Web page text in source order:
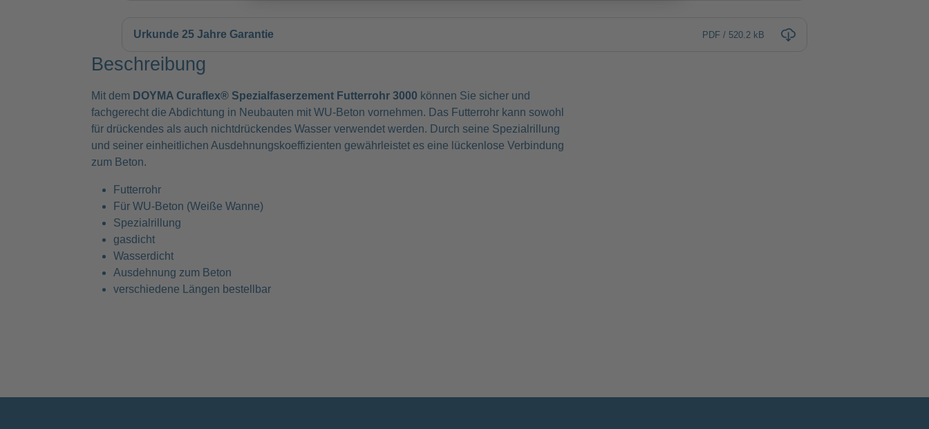
Urkunde 25 Jahre Garantie PDF / 520.2 kB
Beschreibung
Mit dem DOYMA Curaflex® Spezialfaserzement Futterrohr 3000 können Sie sicher und
fachgerecht die Abdichtung in Neubauten mit WU-Beton vornehmen. Das Futterrohr kann sowohl
für drückendes als auch nichtdrückendes Wasser verwendet werden. Durch seine Spezialrillung
und seiner einheitlichen Ausdehnungskoeffizienten gewährleistet es eine lückenlose Verbindung
zum Beton.
Futterrohr
Für WU-Beton (Weiße Wanne)
Spezialrillung
gasdicht
Wasserdicht
Ausdehnung zum Beton
verschiedene Längen bestellbar